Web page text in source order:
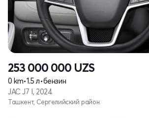
253 000 000 UZS
0 km•1.5 л•бензин
JAC J7 I, 2024
Ташкент, Сергелийский район